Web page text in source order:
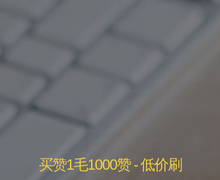
买赞1毛1000赞 - 低价刷